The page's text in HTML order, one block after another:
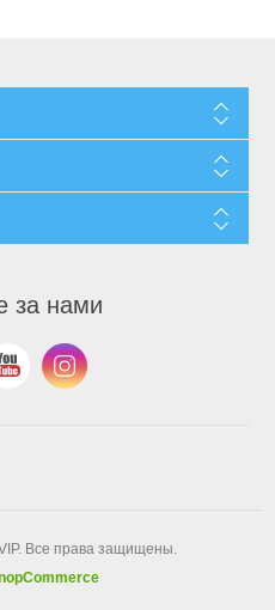
за нами
Все права защищены.